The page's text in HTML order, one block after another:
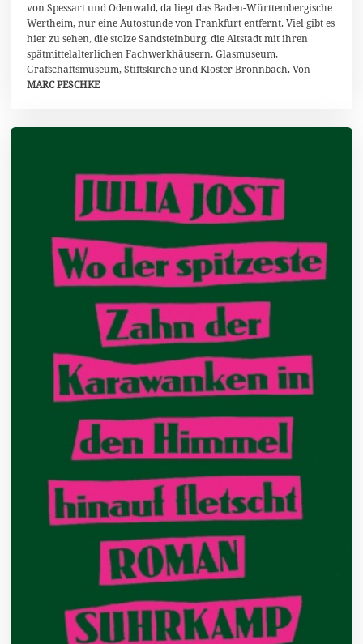
s
t
2
0
4
von Spessart und Odenwald, da liegt das Baden-Württembergische
Wertheim, nur eine Autostunde von Frankfurt entfernt. Viel gibt es
hier zu sehen, die stolze Sandsteinburg, die Altstadt mit ihren
spätmittelalterlichen Fachwerkhäusern, Glasmuseum,
Grafschaftsmuseum, Stiftskirche und Kloster Bronnbach. Von
MARC PESCHKE